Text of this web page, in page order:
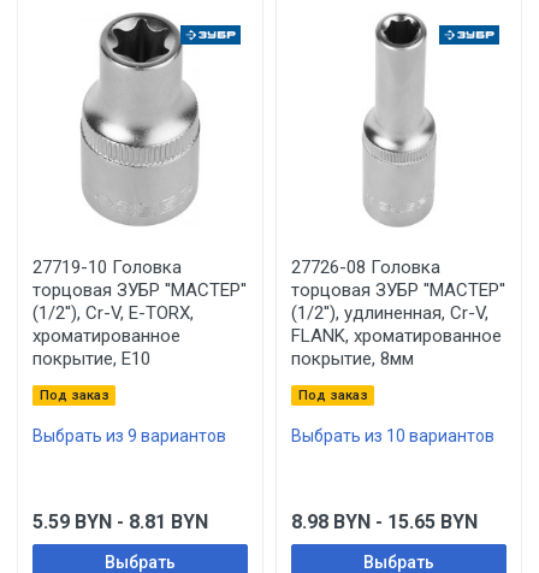
27719-10 Головка
торцовая ЗУБР ''МАСТЕР''
(1/2''), Cr-V, E-TORX,
хроматированное
покрытие, E10
Под заказ
Выбрать из 9 вариантов
5.59 BYN - 8.81 BYN
Выбрать
27726-08 Головка
торцовая ЗУБР ''МАСТЕР''
(1/2''), удлиненная, Cr-V,
FLANK, хроматированное
покрытие, 8мм
Под заказ
Выбрать из 10 вариантов
8.98 BYN - 15.65 BYN
Выбрать